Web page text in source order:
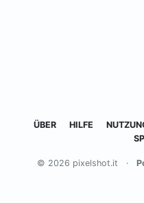
ÜBER HILFE
© 2026 pixelshot.it ·